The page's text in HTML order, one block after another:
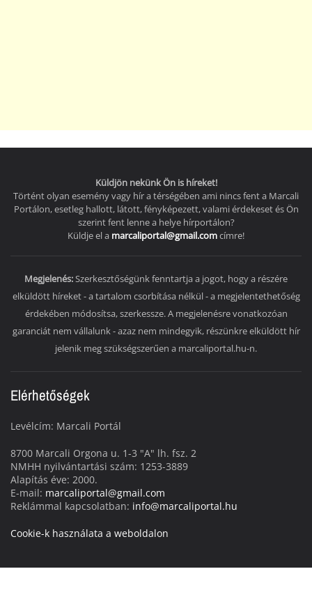
Küldjön nekünk Ön is híreket!
Történt olyan esemény vagy hír a térségében ami nincs fent a Marcali
Portálon, esetleg hallott, látott, fényképezett, valami érdekeset és Ön
szerint fent lenne a helye hírportálon?
Küldje el a marcaliportal@gmail.comcímre!
Megjelenés:Szerkesztőségünk fenntartja a jogot, hogy a részére
elküldött híreket - a tartalom csorbítása nélkül - a megjelentethetőség
érdekében módosítsa, szerkessze. A megjelenésre vonatkozóan
garanciát nem vállalunk - azaz nem mindegyik, részünkre elküldött hír
jelenik meg szükségszerűen a marcaliportal.hu-n.
Elérhetőségek
Levélcím: Marcali Portál
8700 Marcali Orgona u. 1-3 "A" lh. fsz. 2
NMHH nyilvántartási szám: 1253-3889
Alapítás éve: 2000.
E-mail: marcaliportal@gmail.com
Reklámmal kapcsolatban: info@marcaliportal.hu
Cookie-k használata a weboldalon